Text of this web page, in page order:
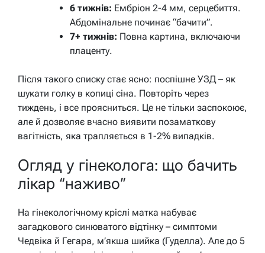
6 тижнів: Ембріон 2-4 мм, серцебиття.
Абдомінальне починає “бачити”.
7+ тижнів: Повна картина, включаючи
плаценту.
Після такого списку стає ясно: поспішне УЗД – як
шукати голку в копиці сіна. Повторіть через
тиждень, і все проясниться. Це не тільки заспокоює,
але й дозволяє вчасно виявити позаматкову
вагітність, яка трапляється в 1-2% випадків.
Огляд у гінеколога: що бачить
лікар “наживо”
На гінекологічному кріслі матка набуває
загадкового синюватого відтінку – симптоми
Чедвіка й Гегара, м’якша шийка (Гуделла). Але до 5